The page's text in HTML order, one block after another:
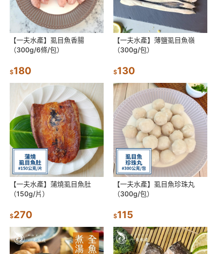
【一夫水產】虱目魚香腸
（300g/6條/包）
$180
【一夫水產】薄鹽虱目魚嶺
（300g/包）
$130
【一夫水產】蒲燒虱目魚肚
（150g/片）
$270
【一夫水產】虱目魚珍珠丸
（300g/包）
$115